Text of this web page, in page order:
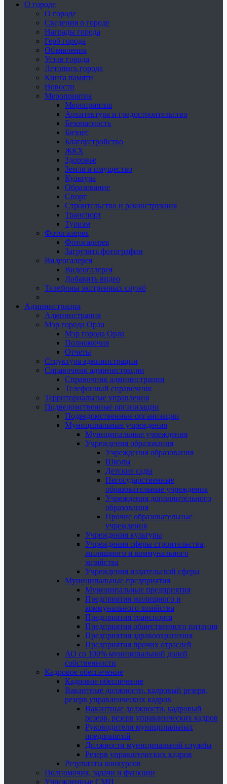
О городе
О городе
Сведения о городе
Награды города
Герб города
Объявления
Устав города
Летопись города
Книга памяти
Новости
Мероприятия
Мероприятия
Архитектура и градостроительство
Безопасность
Бизнес
Благоустройство
ЖКХ
Здоровье
Земля и имущество
Культура
Образование
Спорт
Строительство и реконструкция
Транспорт
Туризм
Фотогалерея
Фотогалерея
Загрузить фотографии
Видеогалерея
Видеогалерея
Добавить видео
Телефоны экстренных служб
Администрация
Администрация
Мэр города Орла
Мэр города Орла
Полномочия
Отчеты
Структура администрации
Справочник администрации
Справочник администрации
Телефонный справочник
Территориальные управления
Подведомственные организации
Подведомственные организации
Муниципальные учреждения
Муниципальные учреждения
Учреждения образования
Учреждения образования
Школы
Детские сады
Негосударственные
образовательные учреждения
Учреждения дополнительного
образования
Прочие образовательные
учреждения
Учреждения культуры
Учреждения сферы строительства,
жилищного и коммунального
хозяйства
Учреждения издательской сферы
Муниципальные предприятия
Муниципальные предприятия
Предприятия жилищного и
коммунального хозяйства
Предприятия транспорта
Предприятия общественного питания
Предприятия здравоохранения
Предприятия прочих отраслей
АО со 100% муниципальной долей
собственности
Кадровое обеспечение
Кадровое обеспечение
Вакантные должности, кадровый резерв,
резерв управленческих кадров
Вакантные должности, кадровый
резерв, резерв управленческих кадров
Руководители муниципальных
предприятий
Должности муниципальной службы
Резерв управленческих кадров
Результаты конкурсов
Полномочия, задачи и функции
Учрежденные СМИ